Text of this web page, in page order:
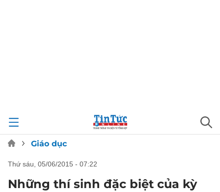
Giáo dục
thứ sáu, 05/06/2015 - 07:22
Những thí sinh đặc biệt của kỳ